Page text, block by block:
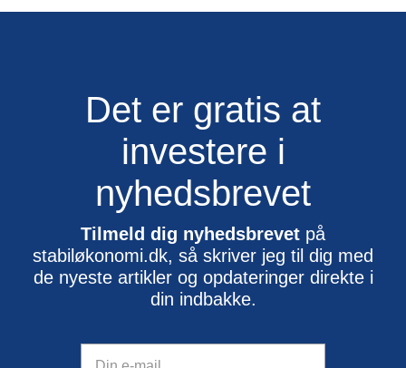
Det er gratis at
investere i
nyhedsbrevet
Tilmeld dig nyhedsbrevet på
stabiløkonomi.dk, så skriver jeg til dig med
de nyeste artikler og opdateringer direkte i
din indbakke.